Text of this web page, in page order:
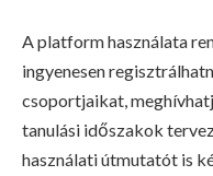
A platform használata
ingyenesen
csoportjaikat,
tanulási időszakok
használati útmutatót is